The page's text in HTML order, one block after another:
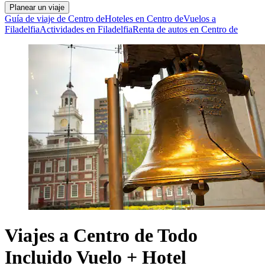
Planear un viaje
Guía de viaje de Centro deHoteles en Centro deVuelos a
FiladelfiaActividades en FiladelfiaRenta de autos en Centro de
Viajes a Centro de Todo
Incluido Vuelo + Hotel